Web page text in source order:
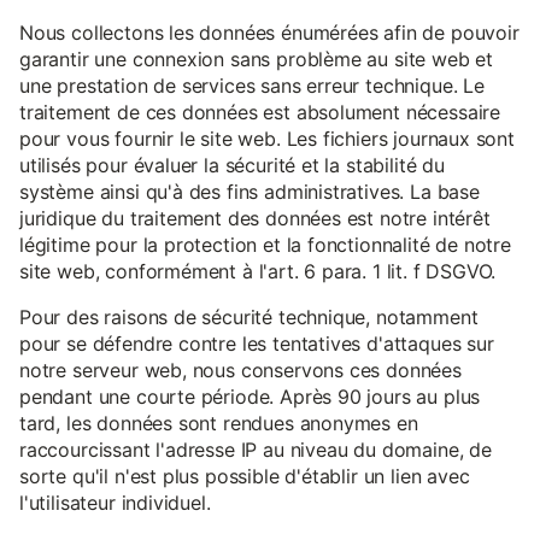
Nous collectons les données énumérées afin de pouvoir
garantir une connexion sans problème au site web et
une prestation de services sans erreur technique. Le
traitement de ces données est absolument nécessaire
pour vous fournir le site web. Les fichiers journaux sont
utilisés pour évaluer la sécurité et la stabilité du
système ainsi qu'à des fins administratives. La base
juridique du traitement des données est notre intérêt
légitime pour la protection et la fonctionnalité de notre
site web, conformément à l'art. 6 para. 1 lit. f DSGVO.
Pour des raisons de sécurité technique, notamment
pour se défendre contre les tentatives d'attaques sur
notre serveur web, nous conservons ces données
pendant une courte période. Après 90 jours au plus
tard, les données sont rendues anonymes en
raccourcissant l'adresse IP au niveau du domaine, de
sorte qu'il n'est plus possible d'établir un lien avec
l'utilisateur individuel.